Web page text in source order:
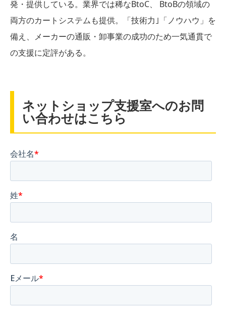
発・提供している。業界では稀なBtoC、 BtoBの領域の
両方のカートシステムも提供。「技術力｣「ノウハウ」を
備え、メーカーの通販・卸事業の成功のため一気通貫で
の支援に定評がある。
ネットショップ支援室へのお問
い合わせはこちら